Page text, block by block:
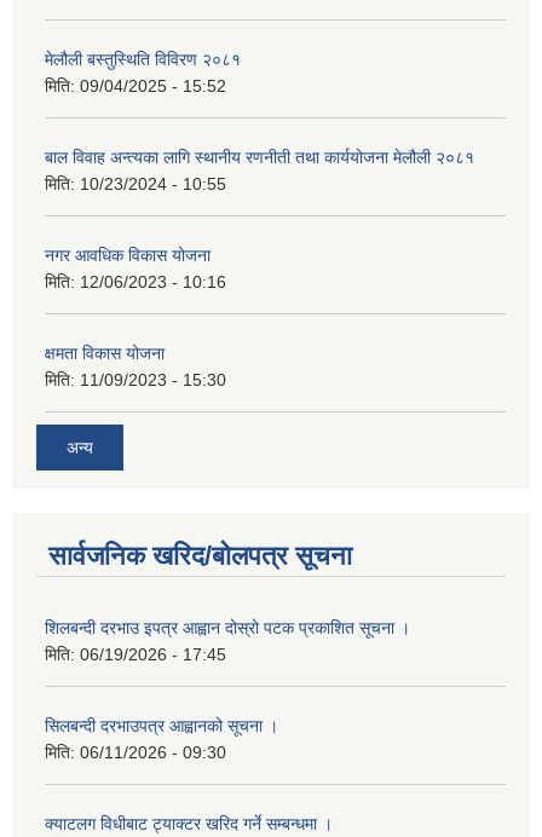
मेलौली बस्तुस्थिति विविरण २०८१
मिति: 09/04/2025 - 15:52
बाल विवाह अन्त्यका लागि स्थानीय रणनीती तथा कार्ययोजना मेलौली २०८१
मिति: 10/23/2024 - 10:55
नगर आवधिक विकास योजना
मिति: 12/06/2023 - 10:16
क्षमता विकास योजना
मिति: 11/09/2023 - 15:30
अन्य
सार्वजनिक खरिद/बोलपत्र सूचना
शिलबन्दी दरभाउ इपत्र आह्वान दोस्रो पटक प्रकाशित सूचना ।
मिति: 06/19/2026 - 17:45
सिलबन्दी दरभाउपत्र आह्वानको सूचना ।
मिति: 06/11/2026 - 09:30
क्याटलग विधीबाट ट्याक्टर खरिद गर्ने सम्बन्धमा ।